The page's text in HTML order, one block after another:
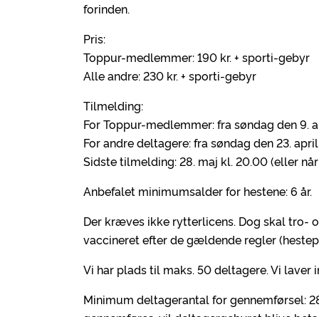
forinden.
Pris:
Toppur-medlemmer: 190 kr. + sporti-gebyr
Alle andre: 230 kr. + sporti-gebyr
Tilmelding:
For Toppur-medlemmer: fra søndag den 9.
For andre deltagere: fra søndag den 23.
Sidste tilmelding: 28. maj kl. 20.00 (eller
Anbefalet minimumsalder for hestene: 6 år.
Der kræves ikke rytterlicens. Dog skal tro-
vaccineret efter de gældende regler
Vi har plads til maks. 50 deltagere. Vi laver
Minimum deltagerantal for gennemførsel: